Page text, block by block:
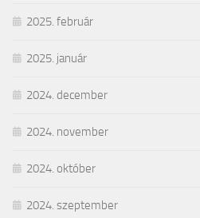
2025. február
2025. január
2024. december
2024. november
2024. október
2024. szeptember